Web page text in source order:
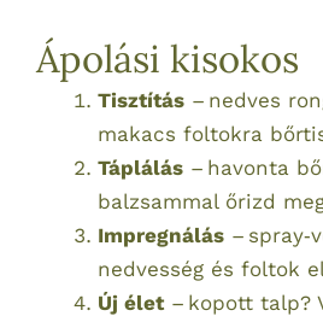
Ápolási kisokos
Tisztítás – nedves
makacs foltokra
Táplálás – havonta
balzsammal őrizd
Impregnálás –
nedvesség és foltok
Új élet– kopott talp?